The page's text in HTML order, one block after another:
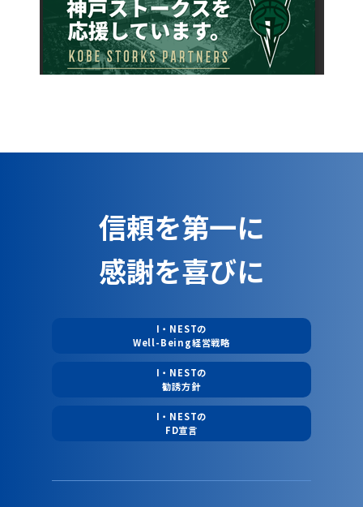
信頼を第一に
感謝を喜びに
I・NESTの
Well-Being経営戦略
I・NESTの
勧誘方針
I・NESTの
FD宣言